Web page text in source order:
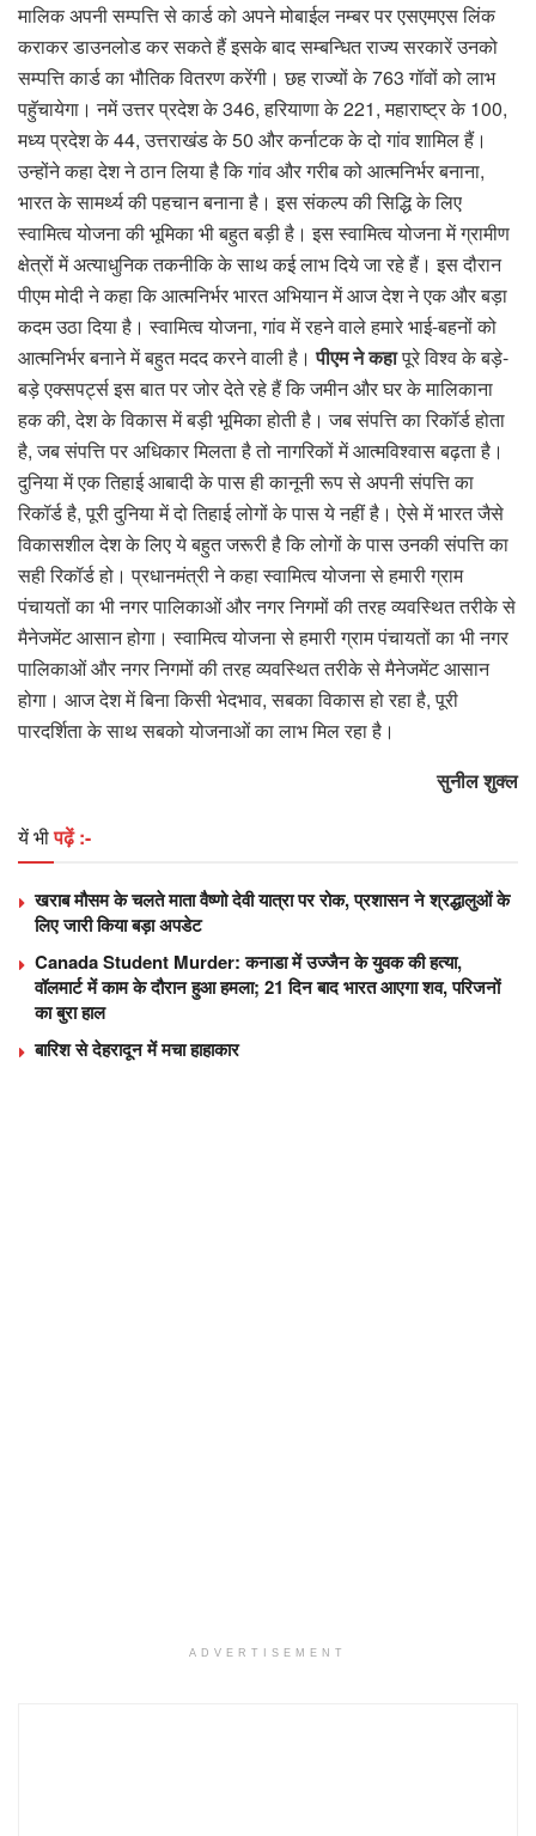
मालिक अपनी सम्‍पत्ति से कार्ड को अपने मोबाईल नम्‍बर पर एसएमएस लिंक
कराकर डाउनलोड कर सकते हैं इसके बाद सम्‍बन्धित राज्‍य सरकारें उनको
सम्‍पत्ति कार्ड का भौतिक वितरण करेंगी। छह राज्‍यों के 763 गॉवों को लाभ
पहुॅचायेगा। नमें उत्तर प्रदेश के 346, हरियाणा के 221, महाराष्ट्र के 100,
मध्य प्रदेश के 44, उत्तराखंड के 50 और कर्नाटक के दो गांव शामिल हैं।
उन्होंने कहा देश ने ठान लिया है कि गांव और गरीब को आत्मनिर्भर बनाना,
भारत के सामर्थ्य की पहचान बनाना है। इस संकल्प की सिद्धि के लिए
स्वामित्व योजना की भूमिका भी बहुत बड़ी है। इस स्‍वामित्‍व योजना में ग्रामीण
क्षेत्रों में अत्‍याधुनिक तकनीकि के साथ कई लाभ दिये जा रहे हैं। इस दौरान
पीएम मोदी ने कहा कि आत्मनिर्भर भारत अभियान में आज देश ने एक और बड़ा
कदम उठा दिया है। स्वामित्व योजना, गांव में रहने वाले हमारे भाई-बहनों को
आत्मनिर्भर बनाने में बहुत मदद करने वाली है।पीएम ने कहापूरे विश्व के बड़े-
बड़े एक्सपर्ट्स इस बात पर जोर देते रहे हैं कि जमीन और घर के मालिकाना
हक की, देश के विकास में बड़ी भूमिका होती है। जब संपत्ति का रिकॉर्ड होता
है, जब संपत्ति पर अधिकार मिलता है तो नागरिकों में आत्मविश्वास बढ़ता है।
दुनिया में एक तिहाई आबादी के पास ही कानूनी रूप से अपनी संपत्ति का
रिकॉर्ड है, पूरी दुनिया में दो तिहाई लोगों के पास ये नहीं है। ऐसे में भारत जैसे
विकासशील देश के लिए ये बहुत जरूरी है कि लोगों के पास उनकी संपत्ति का
सही रिकॉर्ड हो। प्रधानमंत्री ने कहा स्वामित्व योजना से हमारी ग्राम
पंचायतों का भी नगर पालिकाओं और नगर निगमों की तरह व्यवस्थित तरीके से
मैनेजमेंट आसान होगा। स्वामित्व योजना से हमारी ग्राम पंचायतों का भी नगर
पालिकाओं और नगर निगमों की तरह व्यवस्थित तरीके से मैनेजमेंट आसान
होगा। आज देश में बिना किसी भेदभाव, सबका विकास हो रहा है, पूरी
पारदर्शिता के साथ सबको योजनाओं का लाभ मिल रहा है।
सुनील शुक्‍ल
यें भीपढ़ें :-
खराब मौसम के चलते माता वैष्णो देवी यात्रा पर रोक, प्रशासन ने श्रद्धालुओं के
लिए जारी किया बड़ा अपडेट
Canada Student Murder: कनाडा में उज्जैन के युवक की हत्या,
वॉलमार्ट में काम के दौरान हुआ हमला; 21 दिन बाद भारत आएगा शव, परिजनों
का बुरा हाल
बारिश से देहरादून में मचा हाहाकार
ADVERTISEMENT